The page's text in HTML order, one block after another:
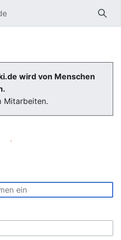
wird von Menschen
Mitarbeiten.